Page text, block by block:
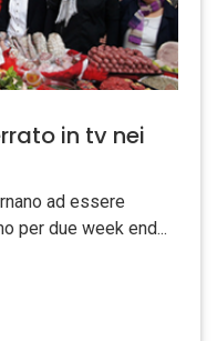
in tv nei
ad essere
per due week end...